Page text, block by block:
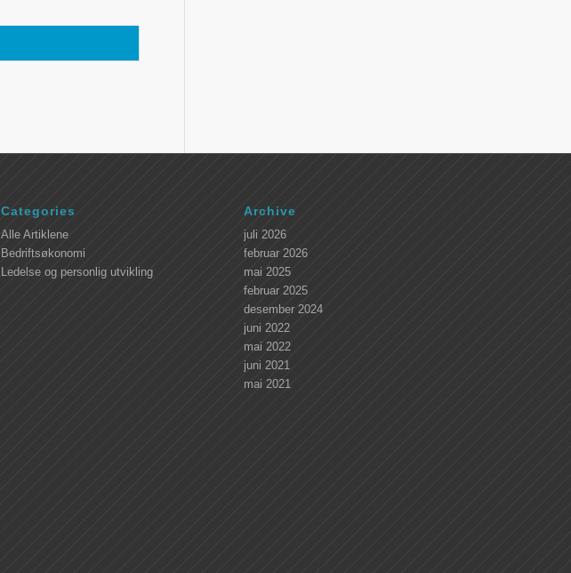
Categories
Alle Artiklene
Bedriftsøkonomi
Ledelse og personlig utvikling
Archive
juli 2026
februar 2026
mai 2025
februar 2025
desember 2024
juni 2022
mai 2022
juni 2021
mai 2021